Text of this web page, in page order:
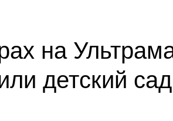
на
детский сад